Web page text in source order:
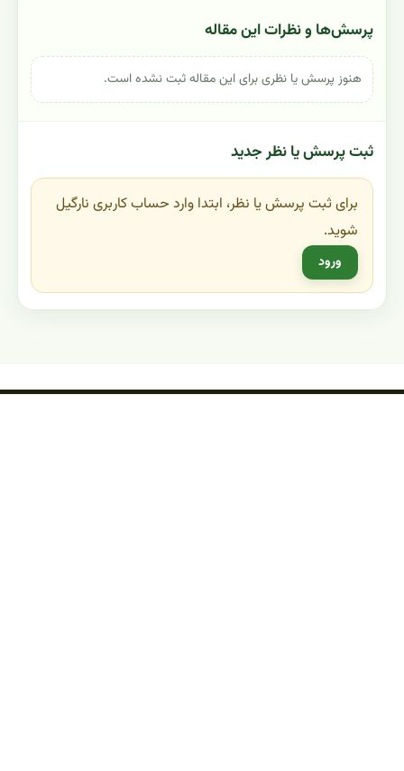
پرسش‌ها و نظرات این مقاله
هنوز پرسش یا نظری برای این مقاله ثبت نشده است.
ثبت پرسش یا نظر جدید
برای ثبت پرسش یا نظر، ابتدا وارد حساب کاربری نارگیل
شوید.
ورود